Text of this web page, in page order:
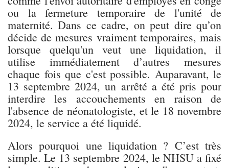
ou la fermeture temporaire de l'unité de
maternité. Dans ce cadre, on peut dire qu’on
décide de mesures vraiment temporaires, mais
lorsque quelqu'un veut une liquidation, il
utilise immédiatement d’autres mesures
chaque fois que c'est possible. Auparavant, le
13 septembre 2024, un arrêté a été pris pour
interdire les accouchements en raison de
l'absence de néonatologiste, et le 18 novembre
2024, le service a été liquidé.
Alors pourquoi une liquidation ? C’est très
simple. Le 13 septembre 2024, le NHSU a fixé